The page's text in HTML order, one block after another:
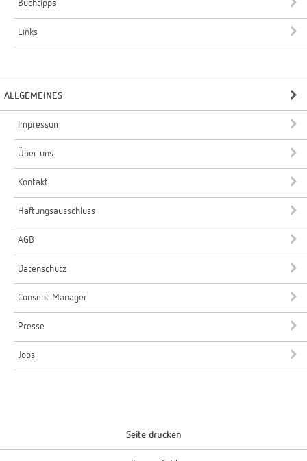
Buchtipps
Links
ALLGEMEINES
Impressum
Über uns
Kontakt
Haftungsausschluss
AGB
Datenschutz
Consent Manager
Presse
Jobs
Seite drucken